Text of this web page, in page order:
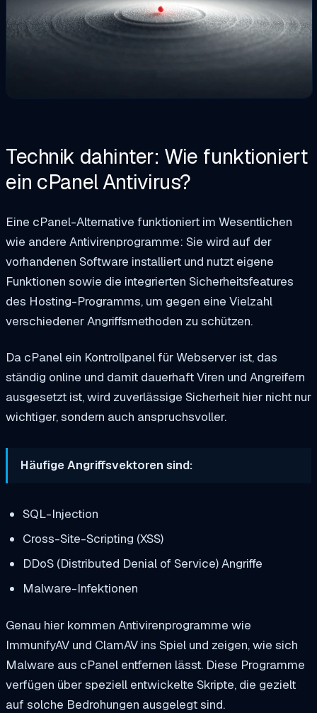
Technik dahinter: Wie funktioniert
ein cPanel Antivirus?
Eine cPanel-Alternative funktioniert im Wesentlichen
wie andere Antivirenprogramme: Sie wird auf der
vorhandenen Software installiert und nutzt eigene
Funktionen sowie die integrierten Sicherheitsfeatures
des Hosting-Programms, um gegen eine Vielzahl
verschiedener Angriffsmethoden zu schützen.
Da cPanel ein Kontrollpanel für Webserver ist, das
ständig online und damit dauerhaft Viren und Angreifern
ausgesetzt ist, wird zuverlässige Sicherheit hier nicht nur
wichtiger, sondern auch anspruchsvoller.
Häufige Angriffsvektoren sind:
SQL-Injection
Cross-Site-Scripting (XSS)
DDoS (Distributed Denial of Service) Angriffe
Malware-Infektionen
Genau hier kommen Antivirenprogramme wie
ImmunifyAV und ClamAV ins Spiel und zeigen, wie sich
Malware aus cPanel entfernen lässt. Diese Programme
verfügen über speziell entwickelte Skripte, die gezielt
auf solche Bedrohungen ausgelegt sind.